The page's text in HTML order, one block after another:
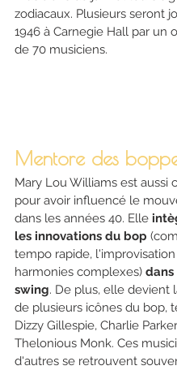
zodiacaux. Plusieurs seront
1946 à Carnegie Hall par un
de 70 musiciens.
Mentore des
Mary Lou Williams est aussi
pour avoir influencé le
dans les années 40. Elle
les innovations du bop
tempo rapide,
harmonies complexes)
swing. De plus, elle devient
de plusieurs icônes du bop,
Dizzy Gillespie, Charlie
Thelonious Monk. Ces
d'autres se retrouvent